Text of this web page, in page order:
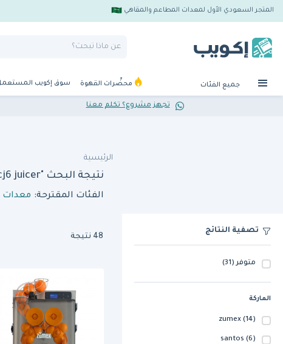
المتجر السعودي الأول لمعدات المطاعم والمقاهي
جميع الفئات محضِّرات القهوة سوق إكويب
تجهز مشروع؟ تكلم معنا
الرئيسية
نتيجة البحث "aldiwan cj6 juicer"
الفئات المقترحة: معدات
تصفية النتائج
متوفر(31)
الماركة
zumex (14)
santos (6)
48 نتيجة